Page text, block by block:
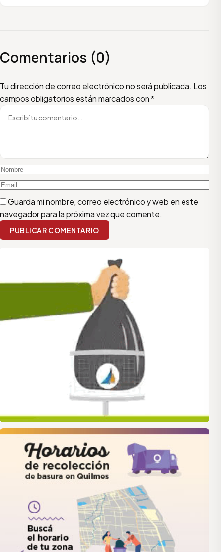
Comentarios (0)
Tu dirección de correo electrónico no será publicada. Los
campos obligatorios están marcados con*
Escribí tu comentario
Nombre
Email
Guarda mi nombre, correo electrónico y web en este
navegador para la próxima vez que comente.
PUBLICAR COMENTARIO
quilmes